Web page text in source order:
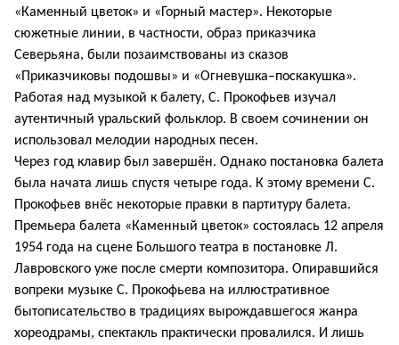
«Каменный цветок» и «Горный мастер». Некоторые
сюжетные линии, в частности, образ приказчика
Северьяна, были позаимствованы из сказов
«Приказчиковы подошвы» и «Огневушка–поскакушка».
Работая над музыкой к балету, С. Прокофьев изучал
аутентичный уральский фольклор. В своем сочинении он
использовал мелодии народных песен.
Через год клавир был завершён. Однако постановка балета
была начата лишь спустя четыре года. К этому времени С.
Прокофьев внёс некоторые правки в партитуру балета.
Премьера балета «Каменный цветок» состоялась 12 апреля
1954 года на сцене Большого театра в постановке Л.
Лавровского уже после смерти композитора. Опиравшийся
вопреки музыке С. Прокофьева на иллюстративное
бытописательство в традициях вырождавшегося жанра
хореодрамы, спектакль практически провалился. И лишь